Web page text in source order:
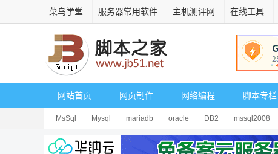
菜鸟学堂 服务器常用软件 主机测评网 在线工具
网站首页 网页制作 网络编程 脚本专栏
MsSql Mysql mariadb oracle DB2 mssql2008